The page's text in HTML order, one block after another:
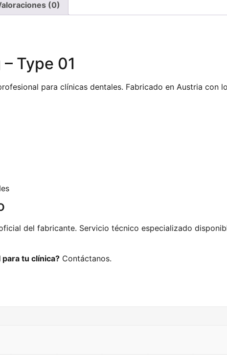
(0)
Type 01
para clínicas dentales. Fabricado en Austria con
del fabricante. Servicio técnico especializado
tu clínica? Contáctanos.